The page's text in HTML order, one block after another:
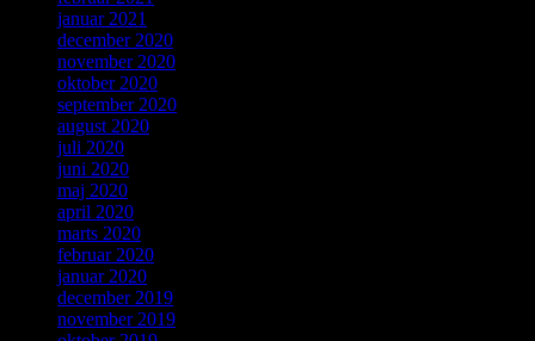
januar 2021
december 2020
november 2020
oktober 2020
september 2020
august 2020
juli 2020
juni 2020
maj 2020
april 2020
marts 2020
februar 2020
januar 2020
december 2019
november 2019